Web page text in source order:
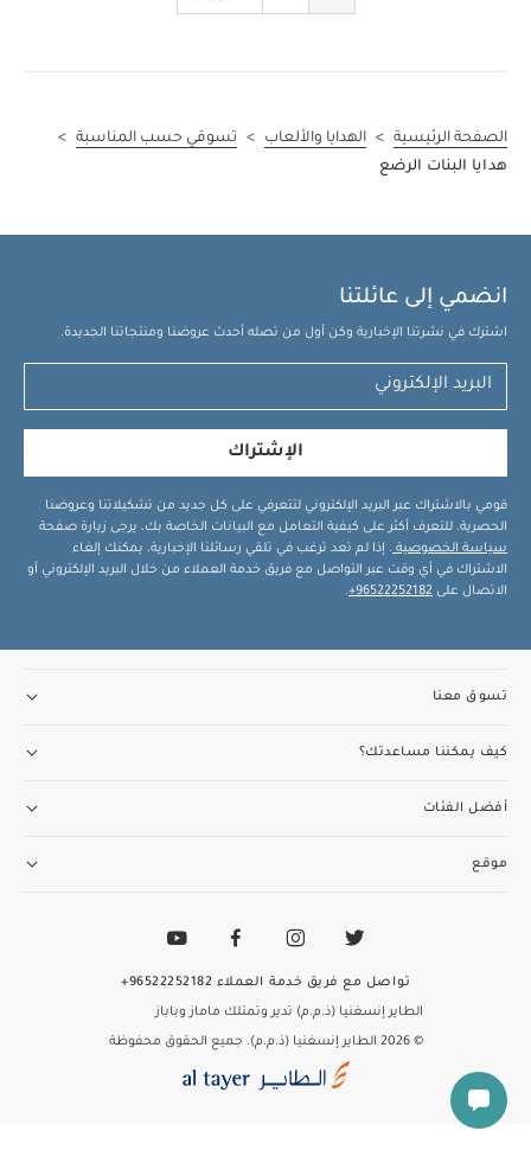
الصفحة الرئيسية > الهدايا والألعاب > تسوقي حسب المناسبة >
هدايا البنات الرضع
انضمي إلى عائلتنا
اشترك في نشرتنا الإخبارية وكن أول من تصله أحدث عروضنا ومنتجاتنا الجديدة.
الإشتراك
قومي بالاشتراك عبر البريد الإلكتروني لتتعرفي على كل جديد من تشكيلاتنا وعروضنا
الحصرية. للتعرف أكثر على كيفية التعامل مع البيانات الخاصة بك، يرجى زيارة صفحة
سياسة الخصوصية . إذا لم تعد ترغب في تلقي رسائلنا الإخبارية، يمكنك إلغاء
الاشتراك في أي وقت عبر التواصل مع فريق خدمة العملاء من خلال البريد الإلكتروني أو
الاتصال على 96522252182+
.
تسوق معنا
كيف يمكننا مساعدتك؟
أفضل الفئات
موقع
الطاير إنسغنيا (ذ.م.م) تدير وتمتلك ماماز وباباز
© 2026 الطاير إنسغنيا (ذ.م.م). جميع الحقوق محفوظة
تواصل مع فريق خدمة العملاء 96522252182+